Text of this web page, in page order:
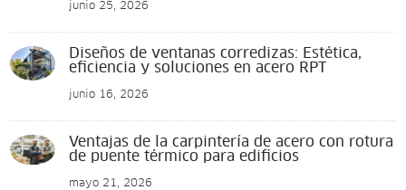
junio 25, 2026
Diseños de ventanas corredizas: Estética,
eficiencia y soluciones en acero RPT
junio 16, 2026
Ventajas de la carpintería de acero con rotura
de puente térmico para edificios
mayo 21, 2026